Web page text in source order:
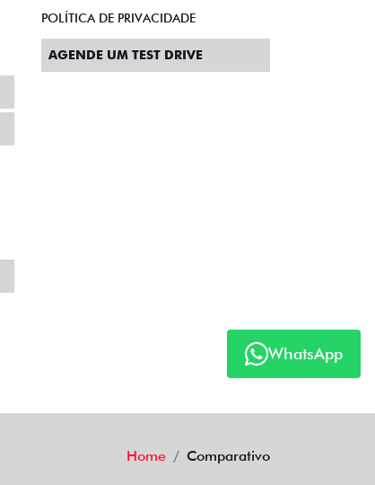
WhatsApp
POLÍTICA DE PRIVACIDADE
AGENDE UM TEST DRIVE
Home Comparativo